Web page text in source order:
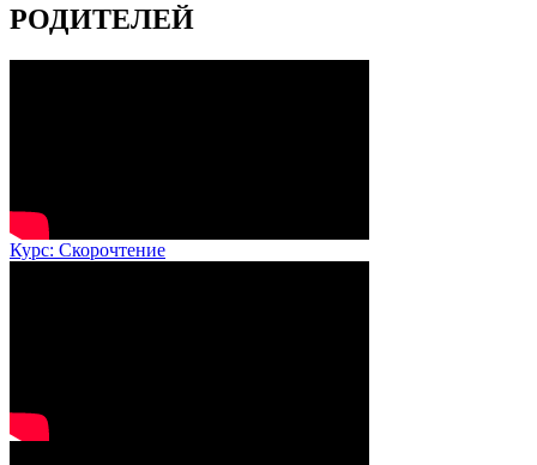
РОДИТЕЛЕЙ
Курс: Скорочтение